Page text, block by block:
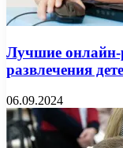
Лучшие онлайн-
развлечения
06.09.2024